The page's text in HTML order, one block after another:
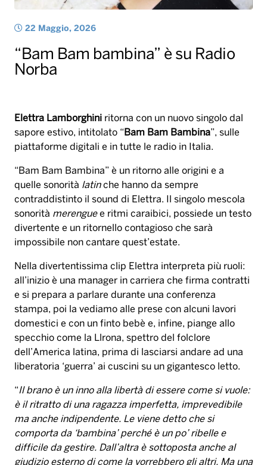
22 Maggio, 2026
“Bam Bam bambina” è su Radio
Norba
Elettra Lamborghini ritorna con un nuovo singolo dal
sapore estivo, intitolato “ Bam Bam Bambina”, sulle
piattaforme digitali e in tutte le radio in Italia.
“Bam Bam Bambina” è un ritorno alle origini e a
quelle sonorità latinche hanno da sempre
contraddistinto il sound di Elettra. Il singolo mescola
sonorità merenguee ritmi caraibici, possiede un testo
divertente e un ritornello contagioso che sarà
impossibile non cantare quest’estate.
Nella divertentissima clip Elettra interpreta più ruoli:
all’inizio è una manager in carriera che firma contratti
e si prepara a parlare durante una conferenza
stampa, poi la vediamo alle prese con alcuni lavori
domestici e con un finto bebè e, infine, piange allo
specchio come la Llrona, spettro del folclore
dell’America latina, prima di lasciarsi andare ad una
liberatoria ‘guerra’ ai cuscini su un gigantesco letto.
“Il brano è un inno alla libertà di essere come si vuole:
è il ritratto di una ragazza imperfetta, imprevedibile
ma anche indipendente. Le viene detto che si
comporta da ‘bambina’ perché è un po’ ribelle e
difficile da gestire. Dall’altra è sottoposta anche al
giudizio esterno di come la vorrebbero gli altri. Ma una